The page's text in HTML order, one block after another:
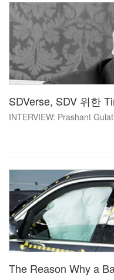
SDVerse, SDV 위한
INTERVIEW: Prashant
The Reason Why a